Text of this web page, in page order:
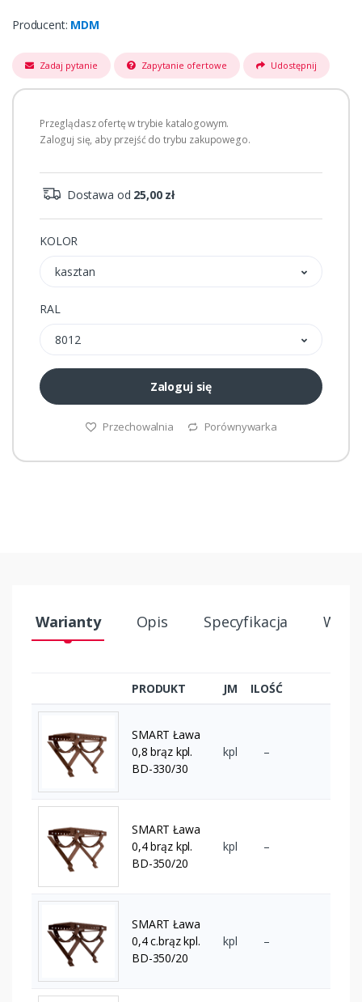
Producent: MDM
Zadaj pytanie Zapytanie ofertowe Udostępnij
Przeglądasz ofertę w trybie katalogowym.
Zaloguj się, aby przejść do trybu zakupowego.
Dostawa od 25,00 zł
KOLOR
kasztan
RAL
8012
Zaloguj się
Przechowalnia Porównywarka
Warianty Opis Specyfikacja
PRODUKT JM ILOŚĆ
SMART Ława
0,8 brąz kpl.
BD-330/30
kpl –
SMART Ława
0,4 brąz kpl.
BD-350/20
kpl –
SMART Ława
0,4 c.brąz kpl.
BD-350/20
kpl –